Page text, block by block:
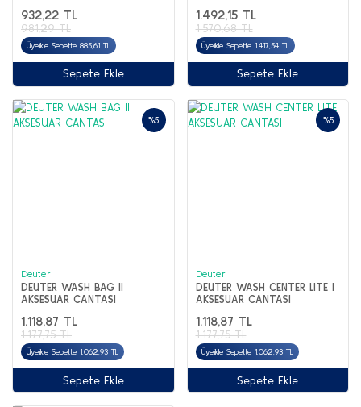
932,22 TL
981,29 TL
Üyelikle Sepette 885,61 TL
Sepete Ekle
1.492,15 TL
1.570,68 TL
Üyelikle Sepette 1.417,54 TL
Sepete Ekle
%5
Deuter
DEUTER WASH BAG II
AKSESUAR CANTASI
1.118,87 TL
1.177,75 TL
Üyelikle Sepette 1.062,93 TL
Sepete Ekle
%5
Deuter
DEUTER WASH CENTER LITE I
AKSESUAR CANTASI
1.118,87 TL
1.177,75 TL
Üyelikle Sepette 1.062,93 TL
Sepete Ekle